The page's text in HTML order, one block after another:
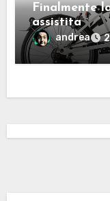
Finalmente
assistita
andrea